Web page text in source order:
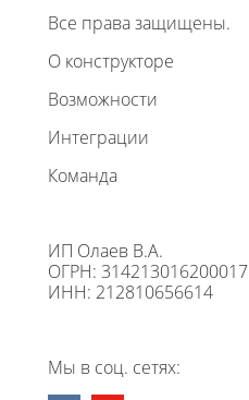
Все права защищены.
О конструкторе
Возможности
Интеграции
Команда
ИП Олаев В.А.
ОГРН: 314213016200017
ИНН: 212810656614
Мы в соц. сетях: